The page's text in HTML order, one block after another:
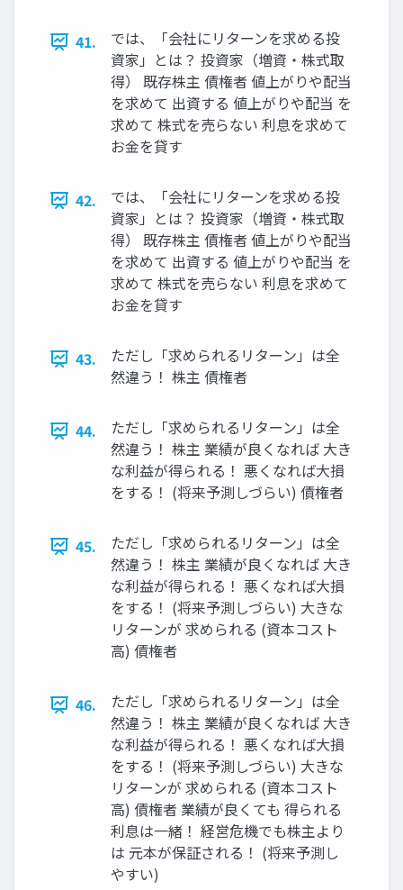
41.
では、「会社にリターンを求める投
資家」とは？ 投資家（増資・株式取
得） 既存株主 債権者 値上がりや配当
を求めて 出資する 値上がりや配当 を
求めて 株式を売らない 利息を求めて
お金を貸す
42.
では、「会社にリターンを求める投
資家」とは？ 投資家（増資・株式取
得） 既存株主 債権者 値上がりや配当
を求めて 出資する 値上がりや配当 を
求めて 株式を売らない 利息を求めて
お金を貸す
43.
ただし「求められるリターン」は全
然違う！ 株主 債権者
44.
ただし「求められるリターン」は全
然違う！ 株主 業績が良くなれば 大き
な利益が得られる！ 悪くなれば大損
をする！ (将来予測しづらい) 債権者
45.
ただし「求められるリターン」は全
然違う！ 株主 業績が良くなれば 大き
な利益が得られる！ 悪くなれば大損
をする！ (将来予測しづらい) 大きな
リターンが 求められる (資本コスト
高) 債権者
46.
ただし「求められるリターン」は全
然違う！ 株主 業績が良くなれば 大き
な利益が得られる！ 悪くなれば大損
をする！ (将来予測しづらい) 大きな
リターンが 求められる (資本コスト
高) 債権者 業績が良くても 得られる
利息は一緒！ 経営危機でも株主より
は 元本が保証される！ (将来予測し
やすい)